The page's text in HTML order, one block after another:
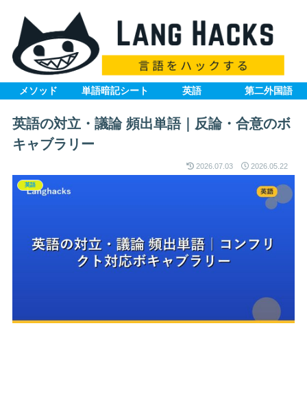
メソッド 単語暗記シート 英語 第二外国語
英語の対立・議論 頻出単語｜反論・合意のボ
キャブラリー
2026.07.03 2026.05.22
英語